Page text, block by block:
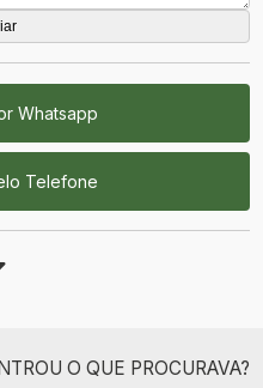
Whatsapp
Telefone
O QUE PROCURAVA?